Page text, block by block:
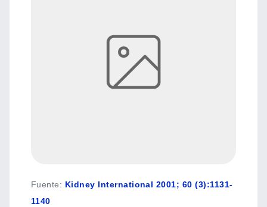
Fuente: Kidney International 2001; 60 (3):1131-
1140